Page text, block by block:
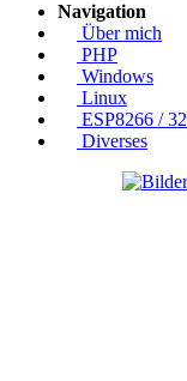
Navigation
Über mich
PHP
Windows
Linux
ESP8266 / 32
Diverses